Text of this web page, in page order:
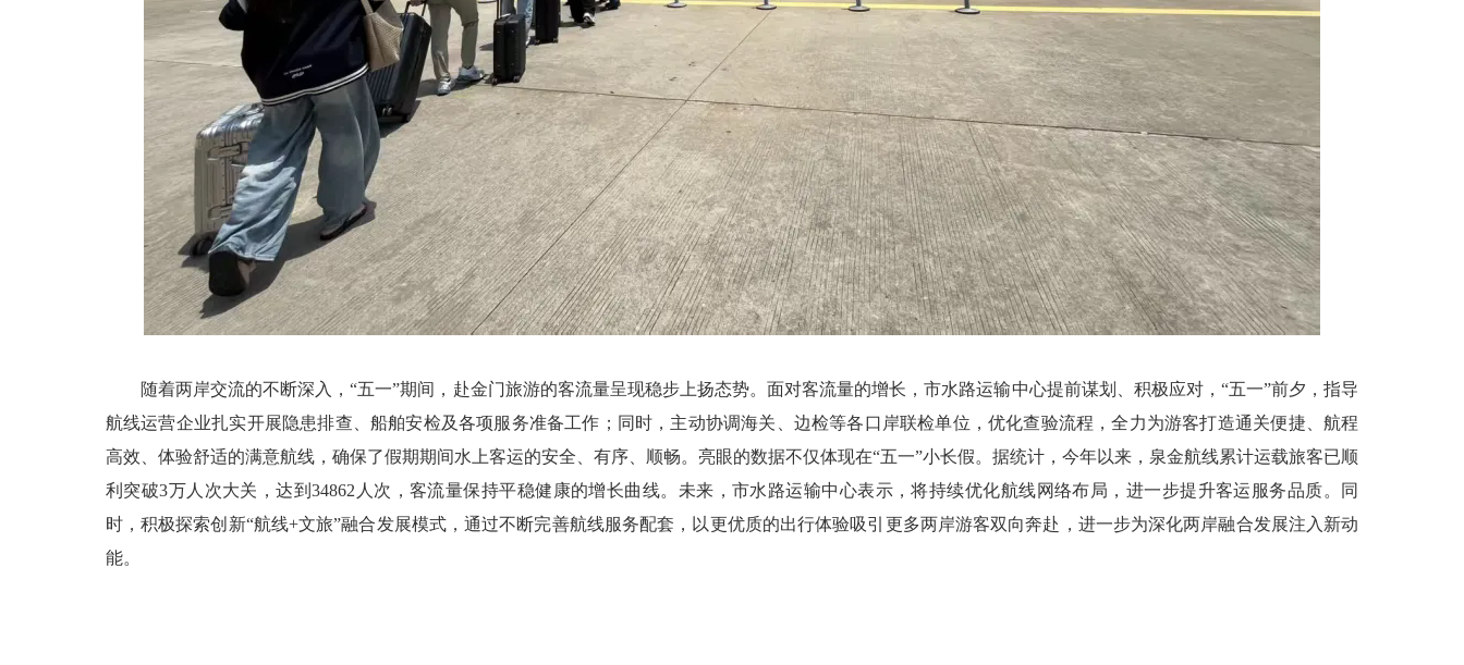
随着两岸交流的不断深入，“五一”期间，赴金门旅游的客流量呈现稳步上扬态势。面对客流量的增长，市水路运输中心提前谋划、积极应对，“五一”前夕，指导
航线运营企业扎实开展隐患排查、船舶安检及各项服务准备工作；同时，主动协调海关、边检等各口岸联检单位，优化查验流程，全力为游客打造通关便捷、航程
高效、体验舒适的满意航线，确保了假期期间水上客运的安全、有序、顺畅。亮眼的数据不仅体现在“五一”小长假。据统计，今年以来，泉金航线累计运载旅客已顺
利突破3万人次大关，达到34862人次，客流量保持平稳健康的增长曲线。未来，市水路运输中心表示，将持续优化航线网络布局，进一步提升客运服务品质。同
时，积极探索创新“航线+文旅”融合发展模式，通过不断完善航线服务配套，以更优质的出行体验吸引更多两岸游客双向奔赴，进一步为深化两岸融合发展注入新动
能。